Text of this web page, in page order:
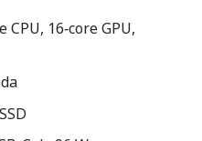
16‑core GPU,